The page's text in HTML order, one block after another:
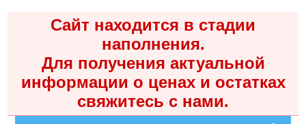
Сайт находится в стадии
наполнения.
Для получения актуальной
информации о ценах и остатках
свяжитесь с нами.